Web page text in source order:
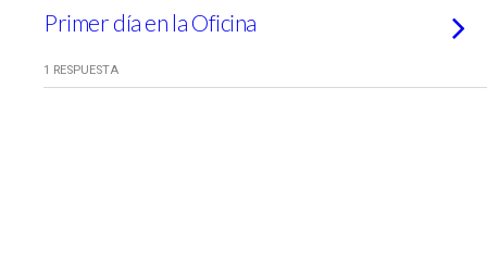
Primer día en la Oficina
1 RESPUESTA